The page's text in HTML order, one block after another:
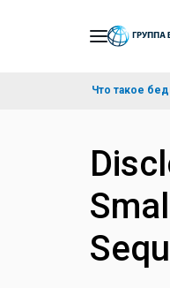
Что такое